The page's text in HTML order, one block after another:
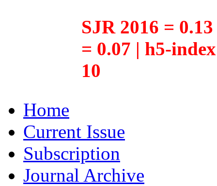
SJR 2016 =
= 0.07 | h5-
10
Home
Current Issue
Subscription
Journal Archive